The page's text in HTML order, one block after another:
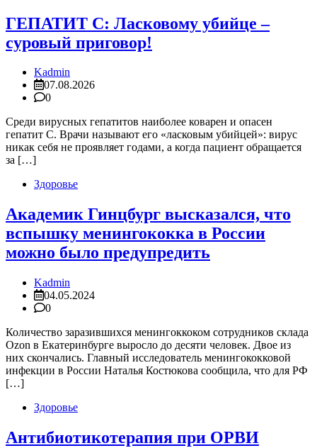
ГЕПАТИТ С: Ласковому убийце –
суровый приговор!
Kadmin
07.08.2026
0
Среди вирусных гепатитов наиболее коварен и опасен
гепатит С. Врачи называют его «ласковым убийцей»: вирус
никак себя не проявляет годами, а когда пациент обращается
за […]
Здоровье
Академик Гинцбург высказался, что
вспышку менингококка в России
можно было предупредить
Kadmin
04.05.2024
0
Количество заразившихся менингоккоком сотрудников склада
Ozon в Екатеринбурге выросло до десяти человек. Двое из
них скончались. Главный исследователь менингококковой
инфекции в России Наталья Костюкова сообщила, что для РФ
[…]
Здоровье
Антибиотикотерапия при ОРВИ